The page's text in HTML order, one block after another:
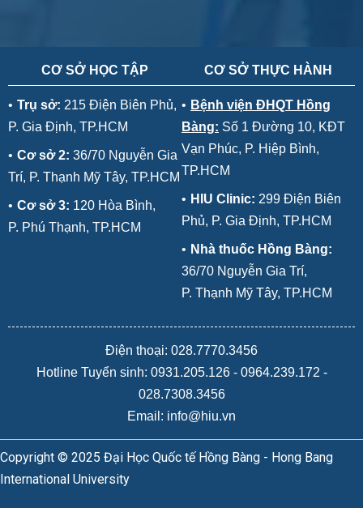
CƠ SỞ HỌC TẬP
• Trụ sở: 215 Điện Biên Phủ,
P. Gia Định, TP.HCM
• Cơ sở 2: 36/70 Nguyễn Gia
Trí, P. Thạnh Mỹ Tây, TP.HCM
• Cơ sở 3: 120 Hòa Bình,
P. Phú Thạnh, TP.HCM
CƠ SỞ THỰC HÀNH
• Bệnh viện ĐHQT Hồng
Bàng: Số 1 Đường 10, KĐT
Vạn Phúc, P. Hiệp Bình,
TP.HCM
• HIU Clinic: 299 Điện Biên
Phủ, P. Gia Định, TP.HCM
• Nhà thuốc Hồng Bàng:
36/70 Nguyễn Gia Trí,
P. Thạnh Mỹ Tây, TP.HCM
Điện thoại: 028.7770.3456
Hotline Tuyển sinh: 0931.205.126- 0964.239.172 -
028.7308.3456
Email: info@hiu.vn
Copyright © 2025 Đại Học Quốc tế Hồng Bàng - Hong Bang
International University